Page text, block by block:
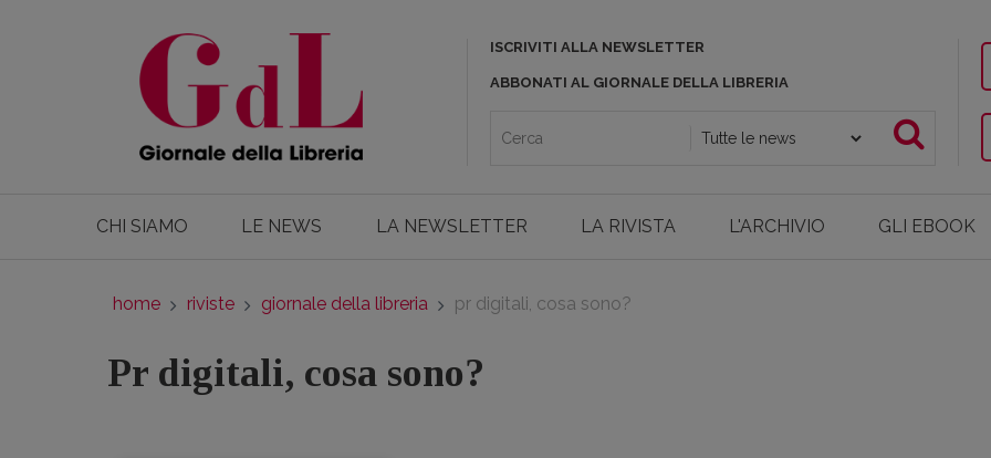
ISCRIVITI ALLA NEWSLETTER
ABBONATI AL GIORNALE DELLA LIBRERIA
CHI SIAMO LE NEWS LA NEWSLETTER LA RIVISTA L'ARCHIVIO GLI EBOOK
home riviste giornale della libreria pr digitali, cosa sono?
Pr digitali, cosa sono?